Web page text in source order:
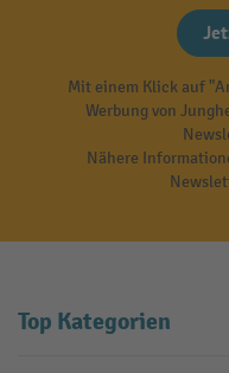
Mit einem Klick auf
Werbung von
Nähere
Top Kategorien